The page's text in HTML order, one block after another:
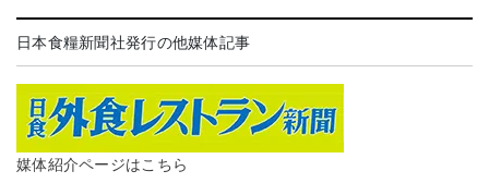
日本食糧新聞社発行の他媒体記事
媒体紹介ページはこちら